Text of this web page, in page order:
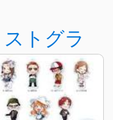
ストグラ